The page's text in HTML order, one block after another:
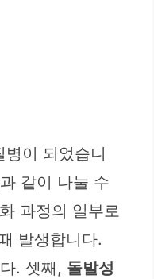
이 되었습니
같이 나눌 수
과정의 일부로
발생합니다.
. 셋째, 돌발성